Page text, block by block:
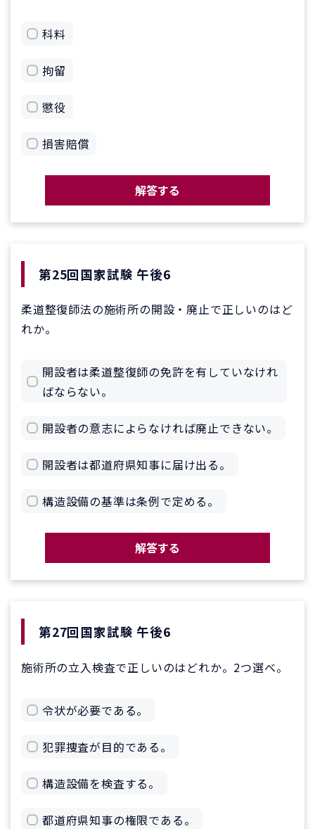
科料
拘留
懲役
損害賠償
解答する
第25回国家試験 午後6
柔道整復師法の施術所の開設・廃止で正しいのはど
れか。
開設者は柔道整復師の免許を有していなけれ
ばならない。
開設者の意志によらなければ廃止できない。
開設者は都道府県知事に届け出る。
構造設備の基準は条例で定める。
解答する
第27回国家試験 午後6
施術所の立入検査で正しいのはどれか。2つ選べ。
令状が必要である。
犯罪捜査が目的である。
構造設備を検査する。
都道府県知事の権限である。